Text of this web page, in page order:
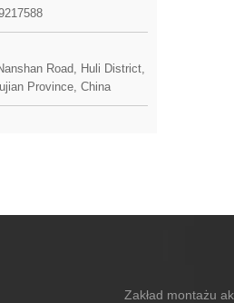
Road, Huli District,
Province, China
Zakład montażu